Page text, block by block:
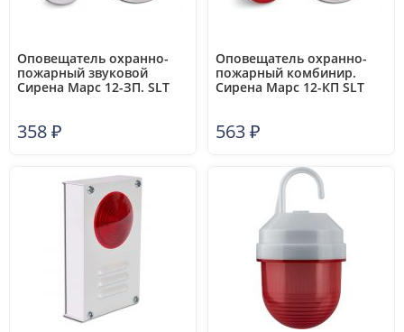
Оповещатель охранно-
пожарный звуковой
Сирена Марс 12-ЗП. SLT
358₽
Оповещатель охранно-
пожарный комбинир.
Сирена Марс 12-КП SLT
563₽